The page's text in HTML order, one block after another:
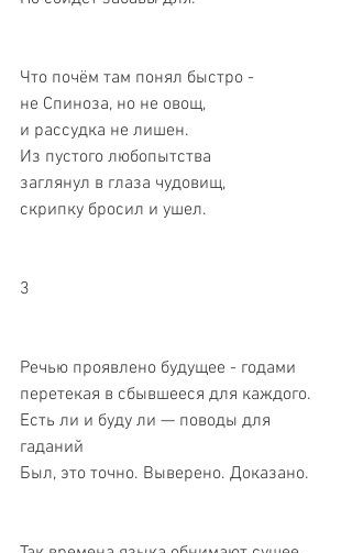
Что почём там понял быстро -
не Спиноза, но не овощ,
и рассудка не лишен.
Из пустого любопытства
заглянул в глаза чудовищ,
скрипку бросил и ушел.
3
Речью проявлено будущее - годами
перетекая в сбывшееся для каждого.
Есть ли и буду ли — поводы для
гаданий
Был, это точно. Выверено. Доказано.